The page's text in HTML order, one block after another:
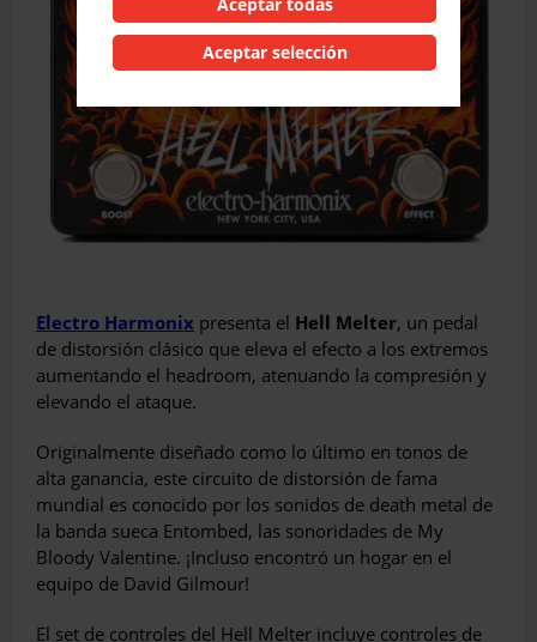
Electro Harmonix presenta el Hell Melter, un pedal
de distorsión clásico que eleva el efecto a los extremos
aumentando el headroom, atenuando la compresión y
elevando el ataque.
Originalmente diseñado como lo último en tonos de
alta ganancia, este circuito de distorsión de fama
mundial es conocido por los sonidos de death metal de
la banda sueca Entombed, las sonoridades de My
Bloody Valentine. ¡Incluso encontró un hogar en el
equipo de David Gilmour!
El set de controles del Hell Melter incluye controles de
Aceptar selección